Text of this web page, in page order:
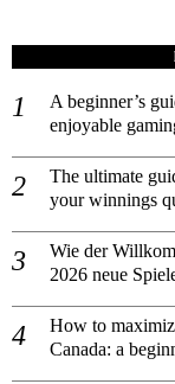
A beginner’s
enjoyable
The ultimate
your winnings
Wie der
2026 neue
How to
Canada: a